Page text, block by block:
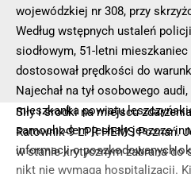
Siły i środki na miejscu
Ratownik-9 LPR HEMS Poznań.
w stanie krytycznym zabrana do
wojewódzkiej nr 308, przy
Według wstępnych ustaleń
siodłowym, 51-letni
dostosował prędkości do
Najechał na tył osobowego
mieszkanka powiatu
samochodem jechały jeszcze
informacji o poszkodowanych
nikt nie wymaga hospitalizacji.